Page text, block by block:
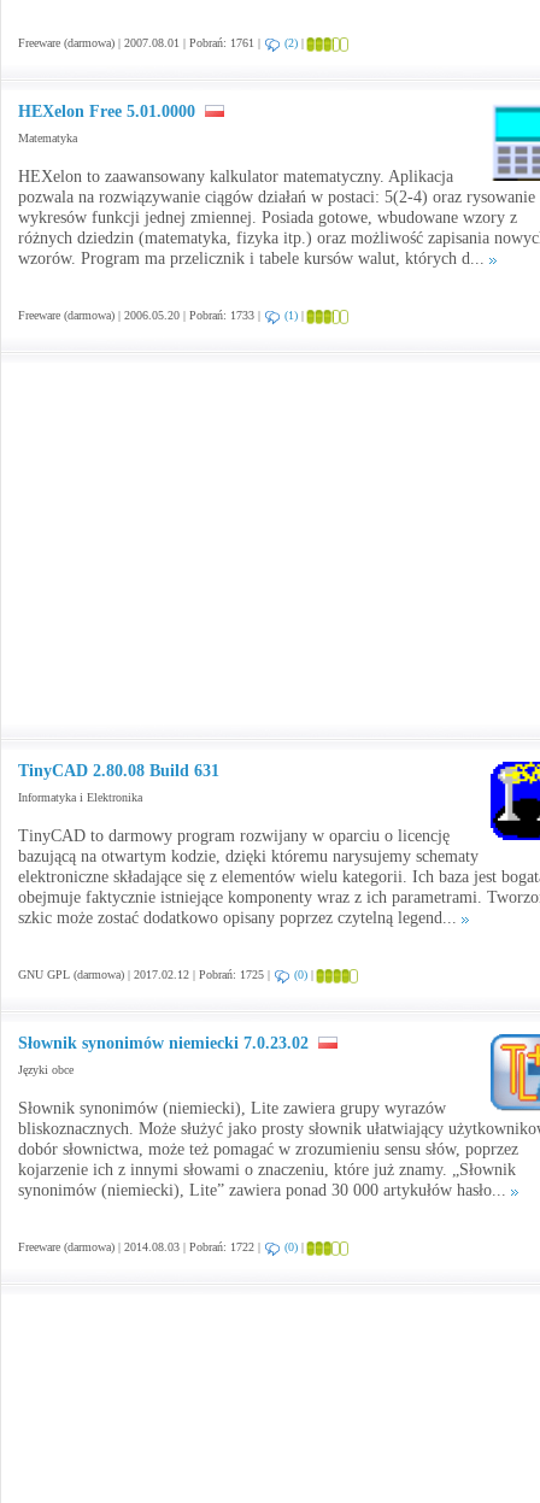
Freeware (darmowa) | 2007.08.01 | Pobrań: 1761 | (2) |
HEXelon Free 5.01.0000
Matematyka
HEXelon to zaawansowany kalkulator matematyczny. Aplikacja
pozwala na rozwiązywanie ciągów działań w postaci: 5(2-4) oraz rysowanie
wykresów funkcji jednej zmiennej. Posiada gotowe, wbudowane wzory z
różnych dziedzin (matematyka, fizyka itp.) oraz możliwość zapisania
wzorów. Program ma przelicznik i tabele kursów walut, których d...
Freeware (darmowa) | 2006.05.20 | Pobrań: 1733 | (1) |
TinyCAD 2.80.08 Build 631
Informatyka i Elektronika
TinyCAD to darmowy program rozwijany w oparciu o licencję
bazującą na otwartym kodzie, dzięki któremu narysujemy schematy
elektroniczne składające się z elementów wielu kategorii. Ich baza jest
obejmuje faktycznie istniejące komponenty wraz z ich parametrami.
szkic może zostać dodatkowo opisany poprzez czytelną legend...
GNU GPL (darmowa) | 2017.02.12 | Pobrań: 1725 | (0) |
Słownik synonimów niemiecki 7.0.23.02
Języki obce
Słownik synonimów (niemiecki), Lite zawiera grupy wyrazów
bliskoznacznych. Może służyć jako prosty słownik ułatwiający
dobór słownictwa, może też pomagać w zrozumieniu sensu słów, poprzez
kojarzenie ich z innymi słowami o znaczeniu, które już znamy. „Słownik
synonimów (niemiecki), Lite” zawiera ponad 30 000 artykułów hasło...
Freeware (darmowa) | 2014.08.03 | Pobrań: 1722 | (0) |